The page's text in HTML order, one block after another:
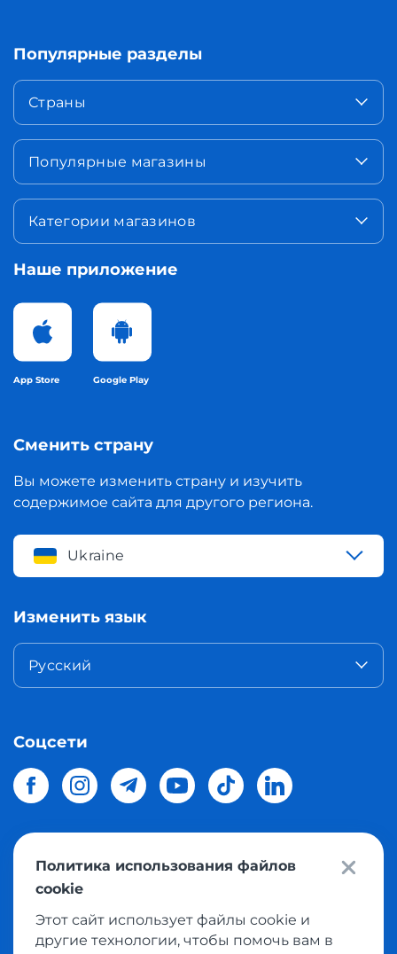
Популярные разделы
Страны
Популярные магазины
Категории магазинов
Наше приложение
App Store Google Play
Сменить страну
Вы можете изменить страну и изучить
содержимое сайта для другого региона.
Ukraine
Изменить язык
Русский
Соцсети
© 2026 Meest Shoppingдоставка покупок с интернет
магазинов мира в Украину.
Политика конфиденциальности
Политика использования файлов
cookie
Этот сайт использует файлы cookie и
другие технологии, чтобы помочь вам в